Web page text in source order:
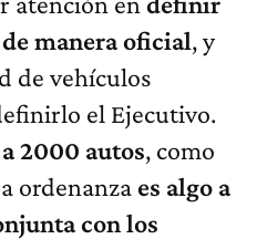
manera oficial, y
de vehículos
el Ejecutivo.
2000 autos, como
ordenanza es algo a
con los